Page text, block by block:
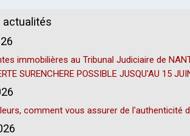
actualités
immobilières au Tribunal Judiciaire de
SURENCHERE POSSIBLE JUSQU'AU 15
comment vous assurer de l'authenticité